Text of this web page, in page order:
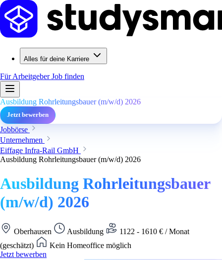
Alles für deine Karriere
Für ArbeitgeberJob finden
Ausbildung Rohrleitungsbauer (m/w/d) 2026
Jetzt bewerben
Jobbörse
Unternehmen
Eiffage Infra-Rail GmbH
Ausbildung Rohrleitungsbauer (m/w/d) 2026
Ausbildung Rohrleitungsbauer
(m/w/d) 2026
Oberhausen Ausbildung
1122 - 1610 € / Monat
(geschätzt)
Kein Homeoffice möglich
Jetzt bewerben